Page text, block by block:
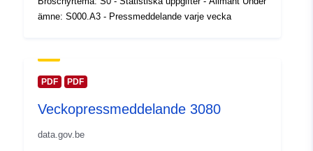
Katalogregister: Läggs till i data.europa.eu:
February 2024
[ 6.41, 51.51 ], [ 6.41, 49.49 ],
ämne: S000.A3 - Pressmeddelande varje vecka
PDF PDF
Veckopressmeddelande 3080
data.gov.be